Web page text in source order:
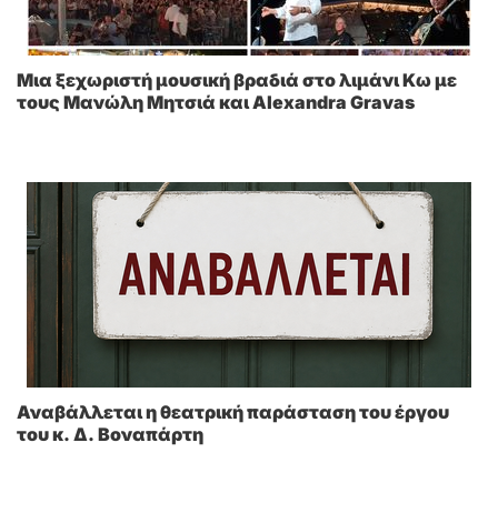
Μια ξεχωριστή μουσική βραδιά στο λιμάνι Κω με
τους Μανώλη Μητσιά και Alexandra Gravas
Αναβάλλεται η θεατρική παράσταση του έργου
του κ. Δ. Βοναπάρτη